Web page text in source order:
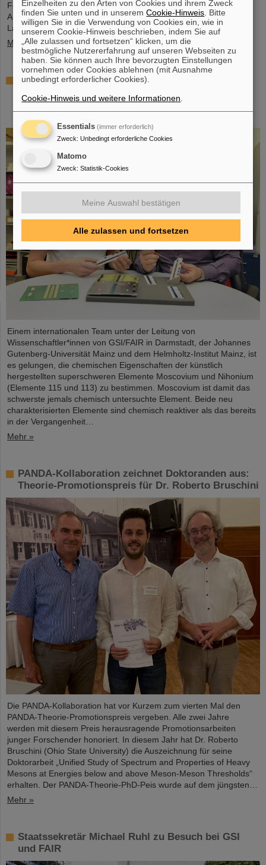
Fermium-Atomkernen (Element 100) mit unterschiedlichen
Anzahlen an Neutronen zu gewinnen. Mit modernen
Laserspektroskopietechniken bestimmten sie…
Mehr »
Das schwerste bisher chemisch untersuchte
Bestimmung der Eigenschaften von Moscovium
und Nihonium
Einem internationalen Team unter der Leitung von
Wissenschaftler*innen von GSI/FAIR in Darmstadt, der Johannes
Gutenberg-Universität Mainz und dem Helmholtz-Institut Mainz, ist
es gelungen, die chemischen Eigenschaften der künstlich
hergestellten superschweren Elemente Moscovium und Nihonium
(Elemente 115 und 113) zu bestimmen. Moscovium ist damit das
schwerste jemals chemisch untersuchte Element. Beide neu
charakterisierten Elemente sind chemisch reaktiver als das bereits
in der Vergangenheit…
Mehr »
PANDA-Kollaboration zeichnet Doktoranden aus:
Theorie-Promotionspreis für Dr. Roberto Bruschini
Die PANDA-Kollaboration hat vor Kurzem zum vierten Mal den
PANDA-Theorie-Promotionspreis vergeben. Alle zwei Jahre
werden mit diesem Preis herausragende Promotionsarbeiten
junger Forschender honoriert. In diesem Jahr hat Dr. Roberto
Bruschini (Ohio State University) die Auszeichnung für seine
Doktorarbeit „Unified Study of Spectrum and Properties of Heavy
Mesons at Energies below and above Meson-Meson Thresholds“
erhalten. Der PANDA-Theorie-PhD-Peis wurde auf dem jüngsten…
Mehr »
Staatssekretär Michael Ruhl zu Besuch bei GSI
und FAIR
Einzelheiten zu den Arten von Cookies und ihrem Zweck
finden Sie unten und in unseremCookie-Hinweis . Bitte
willigen Sie in die Verwendung von Cookies ein, wie in
unserem Cookie-Hinweis beschrieben, indem Sie auf
„Alle zulassen und fortsetzen“ klicken, um die
bestmögliche Nutzererfahrung auf unseren Webseiten zu
haben. Sie können auch Ihre bevorzugten Einstellungen
vornehmen oder Cookies ablehnen (mit Ausnahme
unbedingt erforderlicher Cookies).
Cookie-Hinweis und weitere Informationen
Essentials (immer erforderlich)
Zweck: Unbedingt erforderliche Cookies
Matomo
Zweck: Statistik-Cookies
Meine Auswahl bestätigen
Alle zulassen und fortsetzen